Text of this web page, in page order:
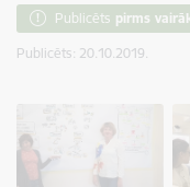
Publicēts pirms
Publicēts: 20.10.2019.